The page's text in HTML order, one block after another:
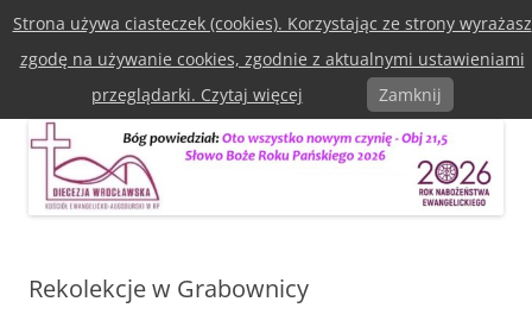
do
treściDiecezja Wrocławska Kościoła
Ewangelicko-Augsburska w RP
Menu
Rekolekcje w Grabownicy
Strona używa ciasteczek (cookies). Korzystając ze strony wyrażasz
zgodę na używanie cookies, zgodnie z aktualnymi ustawieniami
przeglądarki. Czytaj więcej
Zamknij